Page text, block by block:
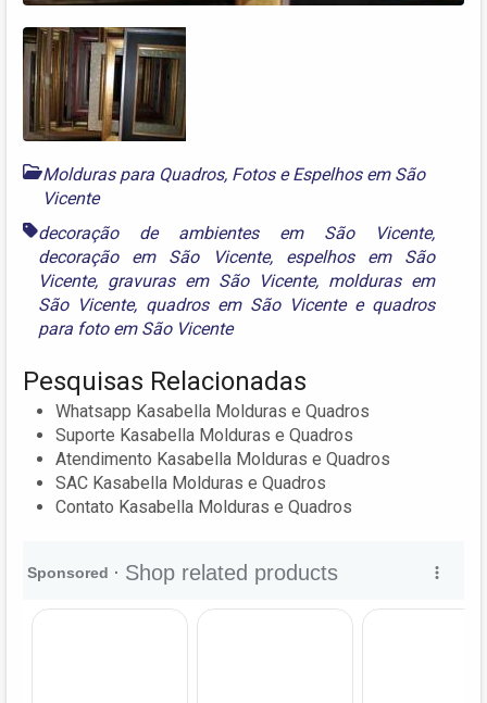
Molduras para Quadros, Fotos e Espelhos em São
Vicente
decoração de ambientes em São Vicente,
decoração em São Vicente, espelhos em São
Vicente, gravuras em São Vicente, molduras em
São Vicente, quadros em São Vicentee quadros
para foto em São Vicente
Pesquisas Relacionadas
Whatsapp Kasabella Molduras e Quadros
Suporte Kasabella Molduras e Quadros
Atendimento Kasabella Molduras e Quadros
SAC Kasabella Molduras e Quadros
Contato Kasabella Molduras e Quadros